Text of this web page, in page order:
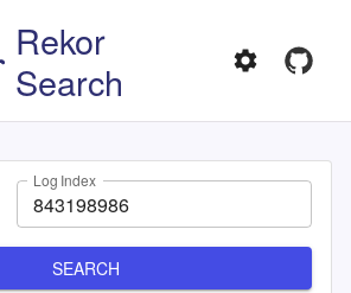
Rekor
Search
Log Index
SEARCH